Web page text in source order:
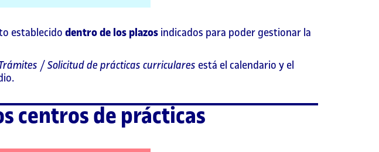
establecido dentro de los plazos indicados para poder gestionar la
/ Solicitud de prácticas curriculares está el calendario y el
centros de prácticas